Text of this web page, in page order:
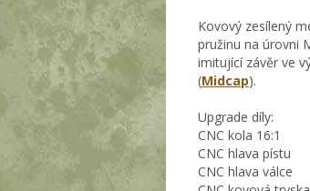
Kovový zesílený
pružinu na úrovni
imitující závěr ve
(Midcap).
Upgrade díly:
CNC kola 16:1
CNC hlava pístu
CNC hlava válce